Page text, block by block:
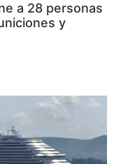
a 28 personas
y